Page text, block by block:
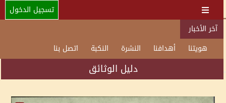
تسجيل الدخول
آخر الأخبار
هويتنا
أهدافنا النشرة النكبة اتصل بنا
دليل الوثائق